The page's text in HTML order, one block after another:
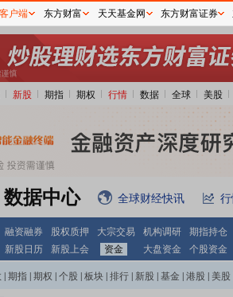
新股 期指 期权 行情 数据 全球 美股
数据中心 全球财经快讯
融资融券 股权质押 大宗交易 机构调研 期指持仓
新股日历 新股上会 资金 大盘资金 个股资金
期指 期权 个股 板块 排行 新股 基金 港股 美股
户端 东方财富 天天基金网 东方财富证券